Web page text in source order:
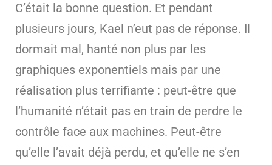
C’était la bonne question. Et pendant
plusieurs jours, Kael n’eut pas de réponse. Il
dormait mal, hanté non plus par les
graphiques exponentiels mais par une
réalisation plus terrifiante : peut-être que
l’humanité n’était pas en train de perdre le
contrôle face aux machines. Peut-être
qu’elle l’avait déjà perdu, et qu’elle ne s’en